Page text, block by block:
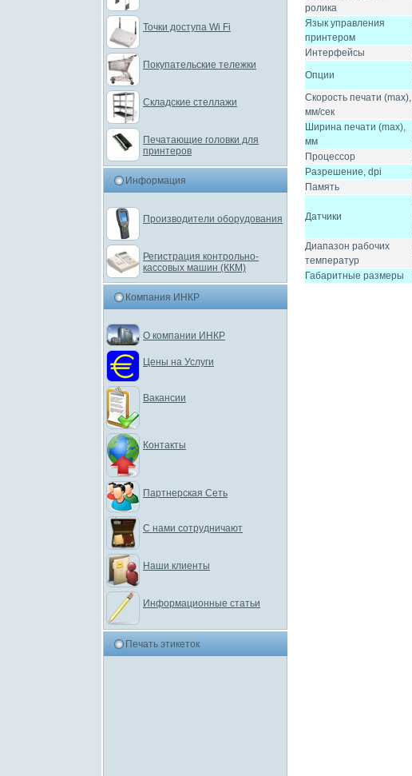
ролика
Язык управления
принтером
Интерфейсы
Опции
Скорость печати (max),
мм/сек
Ширина печати (max),
мм
Процессор
Разрешение, dpi
Память
Датчики
Диапазон рабочих
температур
Габаритные размеры
Точки доступа Wi Fi
Покупательские тележки
Складские стеллажи
Печатающие головки для
принтеров
Информация
Производители оборудования
Регистрация контрольно-
кассовых машин (ККМ)
Компания ИНКР
О компании ИНКР
Цены на Услуги
Вакансии
Контакты
Партнерская Сеть
С нами сотрудничают
Наши клиенты
Информационные статьи
Печать этикеток